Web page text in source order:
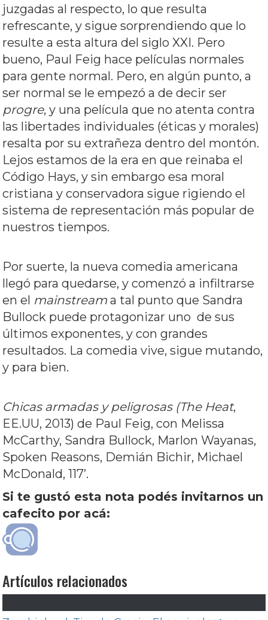
juzgadas al respecto, lo que resulta
refrescante, y sigue sorprendiendo que lo
resulte a esta altura del siglo XXI. Pero
bueno, Paul Feig hace películas normales
para gente normal. Pero, en algún punto, a
ser normal se le empezó a de decir ser
progre, y una película que no atenta contra
las libertades individuales (éticas y morales)
resalta por su extrañeza dentro del montón.
Lejos estamos de la era en que reinaba el
Código Hays, y sin embargo esa moral
cristiana y conservadora sigue rigiendo el
sistema de representación más popular de
nuestros tiempos.
Por suerte, la nueva comedia americana
llegó para quedarse, y comenzó a infiltrarse
en el mainstreama tal punto que Sandra
Bullock puede protagonizar uno de sus
últimos exponentes, y con grandes
resultados. La comedia vive, sigue mutando,
y para bien.
Chicas armadas y peligrosas (The Heat,
EE.UU, 2013) de Paul Feig, con Melissa
McCarthy, Sandra Bullock, Marlon Wayanas,
Spoken Reasons, Demián Bichir, Michael
McDonald,117’.
Si te gustó esta nota podés invitarnos un
cafecito por acá:
Artículos relacionados